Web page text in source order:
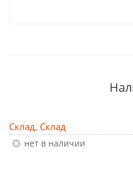
Склад, Склад
Нет в наличии